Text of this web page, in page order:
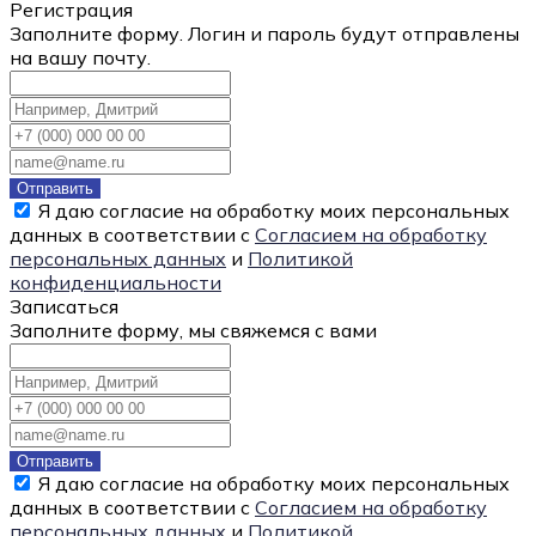
Регистрация
Заполните форму. Логин и пароль будут отправлены
на вашу почту.
Отправить
Я даю согласие на обработку моих персональных
данных в соответствии с Согласием на обработку
персональных данных и Политикой
конфиденциальности
Записаться
Заполните форму, мы свяжемся с вами
Отправить
Я даю согласие на обработку моих персональных
данных в соответствии с Согласием на обработку
персональных данных и Политикой